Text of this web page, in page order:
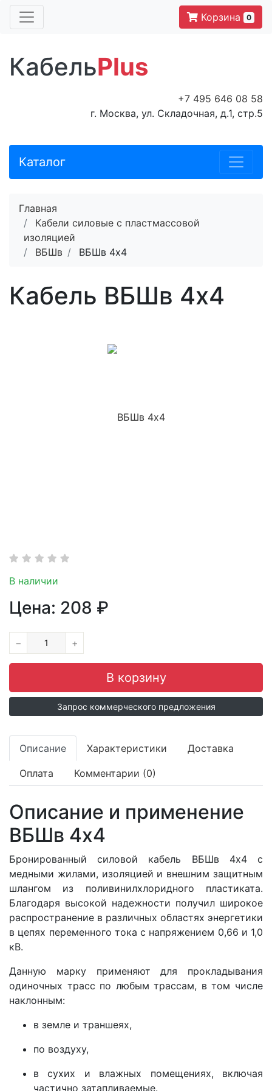
Корзина 0
КабельPlus
+7 495 646 08 58
г. Москва, ул. Складочная, д.1, стр.5
Каталог
Главная
Кабели силовые с пластмассовой
изоляцией
ВБШв
ВБШв 4x4
Кабель ВБШв 4x4
В наличии
Цена: 208 ₽
− +
Запрос коммерческого предложения
Описание Характеристики Доставка
Оплата Комментарии (0)
Описание и применение
ВБШв 4x4
Бронированный силовой кабель ВБШв 4x4 с
медными жилами, изоляцией и внешним защитным
шлангом из поливинилхлоридного пластиката.
Благодаря высокой надежности получил широкое
распространение в различных областях энергетики
в цепях переменного тока с напряжением 0,66 и 1,0
кВ.
Данную марку применяют для прокладывания
одиночных трасс по любым трассам, в том числе
наклонным:
в земле и траншеях,
по воздуху,
в сухих и влажных помещениях, включая
частично затапливаемые.